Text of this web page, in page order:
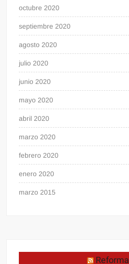
octubre 2020
septiembre 2020
agosto 2020
julio 2020
junio 2020
mayo 2020
abril 2020
marzo 2020
febrero 2020
enero 2020
marzo 2015
Reforma